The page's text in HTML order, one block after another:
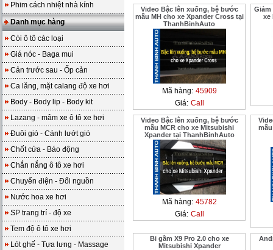
Phim cách nhiệt nhà kính
Danh mục hàng
Còi ô tô các loại
Giá nóc - Baga mui
Cản trước sau - Ốp cản
Ca lăng, mặt calang độ xe hơi
Body - Body lip - Body kit
Lazang - mâm xe ô tô xe hơi
Đuôi gió - Cánh lướt gió
Chốt cửa - Báo động
Chắn nắng ô tô xe hơi
Chuyển điện - Đổi nguồn
Nước hoa xe hơi
SP trang trí - độ xe
Tem độ ô tô xe hơi
Lót ghế - Tựa lưng - Massage
Video Bậc lên xuống, bệ bước
mẫu MH cho xe Xpander Cross tại
ThanhBinhAuto
Mã hàng: 45909
Giá: Call
Giảm
xe
Video Bậc lên xuống, bệ bước
mẫu MCR cho xe Mitsubishi
Xpander tại ThanhBinhAuto
Mã hàng: 45782
Giá: Call
Bi gầm X9 Pro 2.0 cho xe
Mitsubishi Xpander